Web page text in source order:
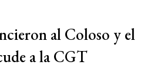
al Coloso y el
a la CGT